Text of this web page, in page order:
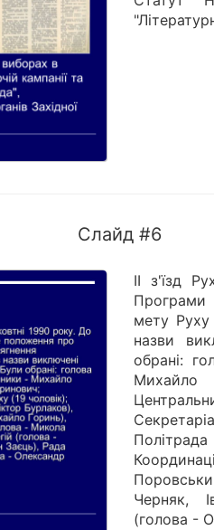
Слайд #6
ІІ з'їзд
Програми
мету Руху
назви
обрані:
Михайло
Черняк,
(голова -